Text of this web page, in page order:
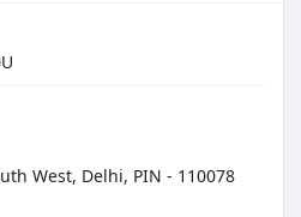
West, Delhi, PIN - 110078